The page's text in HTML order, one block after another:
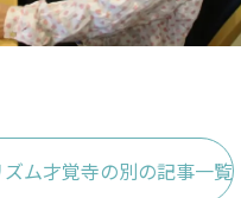
ム才覚寺の別の記事一覧